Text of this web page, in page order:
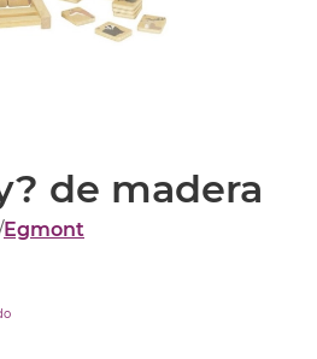
de madera
Egmont